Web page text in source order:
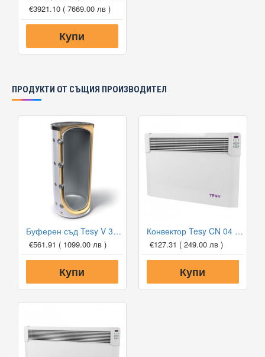
€3921.10 ( 7669.00 лв )
Купи
ПРОДУКТИ ОТ СЪЩИЯ ПРОИЗВОДИТЕЛ
Буферен съд Tesy V 300 65 F41 P4 за отоплителни инсталации
€561.91 ( 1099.00 лв )
Купи
Конвектор Tesy CN 04 150 EIS W, 1500W, Електронен термостат
€127.31 ( 249.00 лв )
Купи